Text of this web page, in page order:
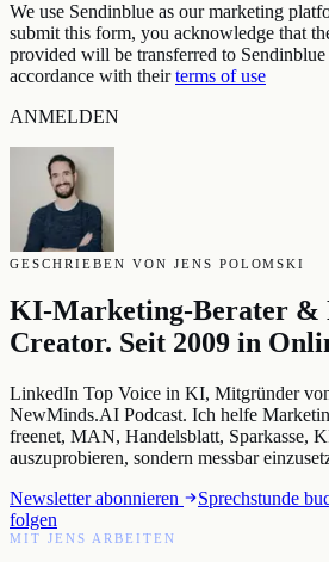
We use Sendinblue as our marketing
submit this form, you acknowledge that
provided will be transferred to
accordance with theirterms of use
ANMELDEN
GESCHRIEBEN VON JENS POLOMSKI
KI-Marketing-Berater &
Creator. Seit 2009 in
LinkedIn Top Voice in KI, Mitgründer
NewMinds.AI Podcast. Ich helfe
freenet, MAN, Handelsblatt, Sparkasse,
auszuprobieren, sondern messbar
Newsletter abonnieren
Sprechstunde
folgen
MIT JENS ARBEITEN